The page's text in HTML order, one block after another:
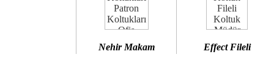
Nehir Makam Effect Fileli